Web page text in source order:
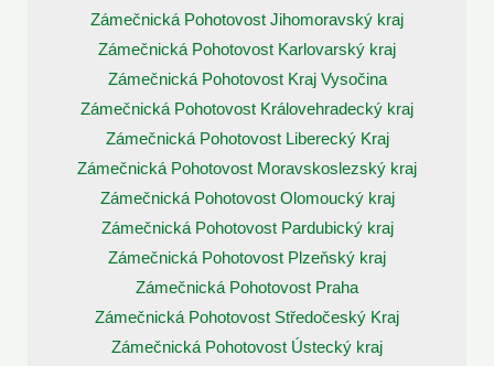
Zámečnická Pohotovost Jihomoravský kraj
Zámečnická Pohotovost Karlovarský kraj
Zámečnická Pohotovost Kraj Vysočina
Zámečnická Pohotovost Královehradecký kraj
Zámečnická Pohotovost Liberecký Kraj
Zámečnická Pohotovost Moravskoslezský kraj
Zámečnická Pohotovost Olomoucký kraj
Zámečnická Pohotovost Pardubický kraj
Zámečnická Pohotovost Plzeňský kraj
Zámečnická Pohotovost Praha
Zámečnická Pohotovost Středočeský Kraj
Zámečnická Pohotovost Ústecký kraj